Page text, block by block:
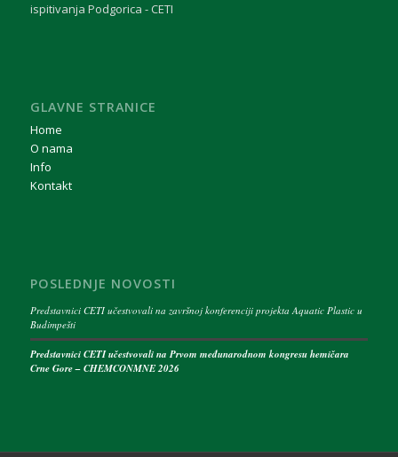
ispitivanja Podgorica - CETI
GLAVNE STRANICE
Home
O nama
Info
Kontakt
POSLEDNJE NOVOSTI
Predstavnici CETI učestvovali na završnoj konferenciji projekta Aquatic Plastic u
Budimpešti
Predstavnici CETI učestvovali na Prvom međunarodnom kongresu hemičara
Crne Gore – CHEMCONMNE 2026